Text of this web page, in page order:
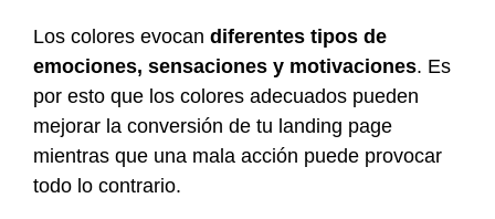
Los colores evocan diferentes tipos de
emociones, sensaciones y motivaciones. Es
por esto que los colores adecuados pueden
mejorar la conversión de tu landing page
mientras que una mala acción puede provocar
todo lo contrario.